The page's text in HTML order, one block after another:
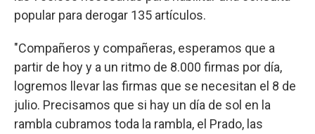
popular para derogar 135 artículos.
"Compañeros y compañeras, esperamos que a
partir de hoy y a un ritmo de 8.000 firmas por día,
logremos llevar las firmas que se necesitan el 8 de
julio. Precisamos que si hay un día de sol en la
rambla cubramos toda la rambla, el Prado, las